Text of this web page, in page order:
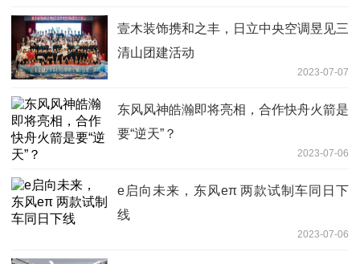
壹木装饰携和之丰，日立中央空调昱见三
清山团建活动
2023-07-07
东风风神皓瀚即将亮相，合作快舟火箭是
要“逆天”？
2023-07-06
e启向未来，东风eπ 两款试制车同日下
线
2023-07-06